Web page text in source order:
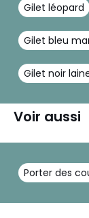
Gilet léopard
Gilet bleu
Gilet noir
Voir aussi
Porter des